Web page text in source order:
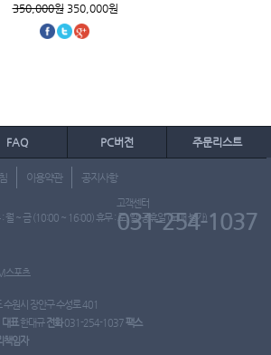
350,000원350,000원
FAQ PC버전 주문리스트
이용약관 공지사항
월 ~ 금 (10:00 ~ 16:00) 휴무 : 토, 일, 공휴일 (도매 불가)
고객센터
031-254-1037
스포츠
수원시 장안구 수성로 401
대표한대규 전화031-254-1037팩스
책임자